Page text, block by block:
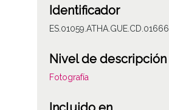
Identificador
ES.01059.ATHA.GUE.CD.01666
Nivel de descripción
Fotografía